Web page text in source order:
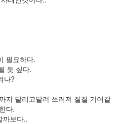
필요하다.
듯 싶다.
나?
지 달리고달려 쓰러져 질질 기어갈
다.
까보다..